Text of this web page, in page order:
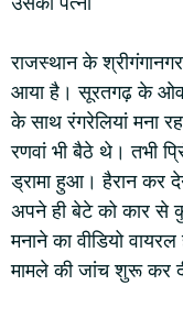
राजस्थान के
आया है। सूरतगढ़ के
के साथ रंगरेलियां मना
रणवां भी बैठे थे। तभी
ड्रामा हुआ। हैरान कर
अपने ही बेटे को कार से
मनाने का वीडियो
मामले की जांच शुरू कर